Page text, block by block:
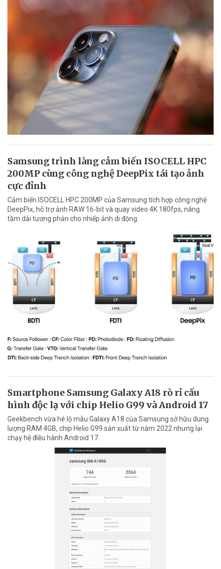
Samsung trình làng cảm biến ISOCELL HPC
200MP cùng công nghệ DeepPix tái tạo ảnh
cực đỉnh
Cảm biến ISOCELL HPC 200MP của Samsung tích hợp công nghệ
DeepPix, hỗ trợ ảnh RAW 16-bit và quay video 4K 180fps, nâng
tầm dải tương phản cho nhiếp ảnh di động.
Smartphone Samsung Galaxy A18 rò rỉ cấu
hình độc lạ với chip Helio G99 và Android 17
Geekbench vừa hé lộ mẫu Galaxy A18 của Samsung sở hữu dung
lượng RAM 4GB, chip Helio G99 sản xuất từ năm 2022 nhưng lại
chạy hệ điều hành Android 17.